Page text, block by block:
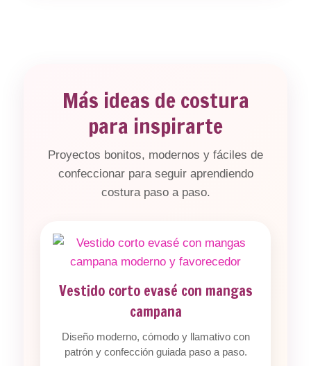
Más ideas de costura
para inspirarte
Proyectos bonitos, modernos y fáciles de
confeccionar para seguir aprendiendo
costura paso a paso.
Vestido corto evasé con mangas
campana
Diseño moderno, cómodo y llamativo con
patrón y confección guiada paso a paso.